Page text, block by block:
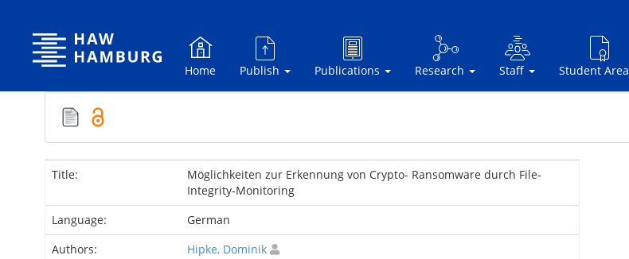
Home Publish Publications Research Staff Student Area
Title:
Möglichkeiten zur Erkennung von Crypto- Ransomware durch File-
Integrity-Monitoring
Language:
German
Authors:
Hipke, Dominik